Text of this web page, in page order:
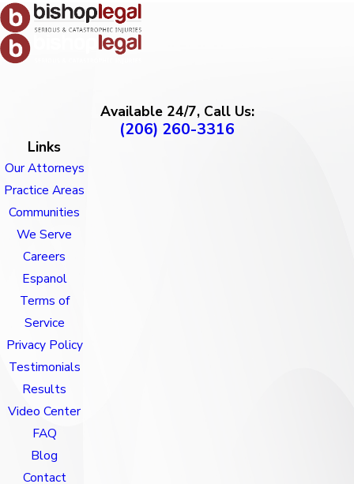
Available 24/7, Call Us:
(206) 260-3316
Links
Our Attorneys
Practice Areas
Communities
We Serve
Careers
Espanol
Terms of
Service
Privacy Policy
Testimonials
Results
Video Center
FAQ
Blog
Contact